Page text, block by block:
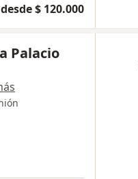
desde $ 120.000
Palacio